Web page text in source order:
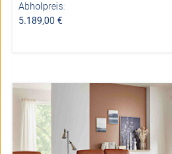
Abholpreis:
5.189,00 €